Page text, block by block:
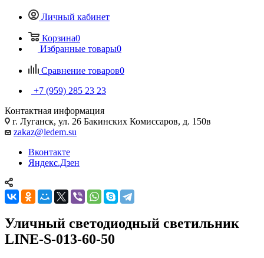
Личный кабинет
Корзина0
Избранные товары0
Сравнение товаров0
+7 (959) 285 23 23
Контактная информация
г. Луганск, ул. 26 Бакинских Комиссаров, д. 150в
zakaz@ledem.su
Вконтакте
Яндекс.Дзен
Уличный светодиодный светильник
LINE-S-013-60-50